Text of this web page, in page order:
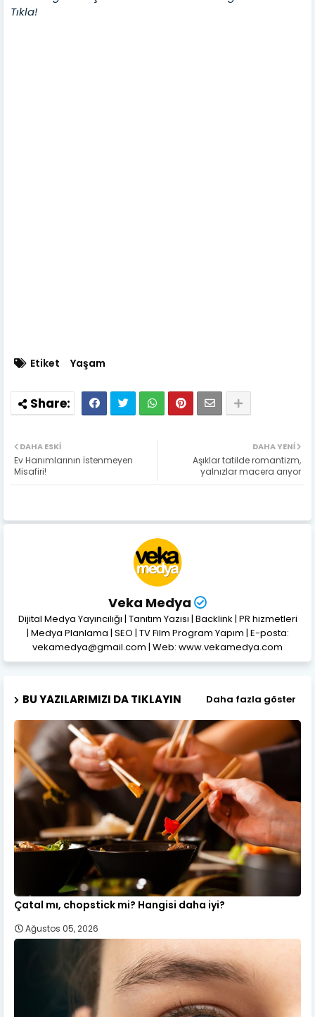
Tıkla!
Etiket Yaşam
DAHA YENI
Aşıklar tatilde romantizm,
yalnızlar macera arıyor
DAHA ESKI
Ev Hanımlarının İstenmeyen
Misafiri!
Veka Medya
Dijital Medya Yayıncılığı | Tanıtım Yazısı | Backlink | PR hizmetleri
| Medya Planlama | SEO | TV Film Program Yapım | E-posta:
vekamedya@gmail.com | Web: www.vekamedya.com
BU YAZILARIMIZI DA TIKLAYIN Daha fazla göster
Çatal mı, chopstick mi? Hangisi daha iyi?
Ağustos 05, 2026